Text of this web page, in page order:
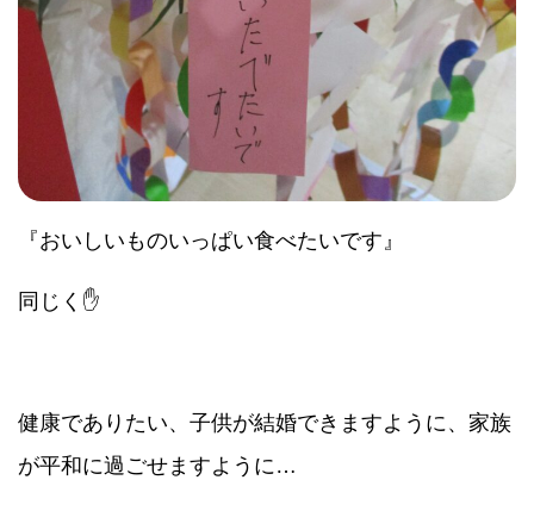
『おいしいものいっぱい食べたいです』
同じく✋
健康でありたい、子供が結婚できますように、家族
が平和に過ごせますように…